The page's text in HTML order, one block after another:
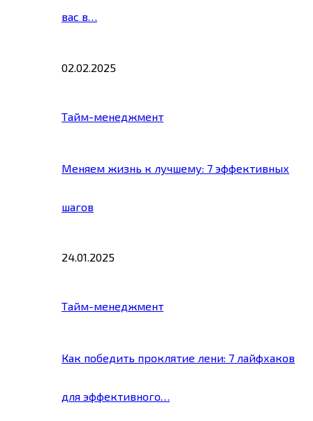
вас в…
02.02.2025
Тайм-менеджмент
Меняем жизнь к лучшему: 7 эффективных
шагов
24.01.2025
Тайм-менеджмент
Как победить проклятие лени: 7 лайфхаков
для эффективного…